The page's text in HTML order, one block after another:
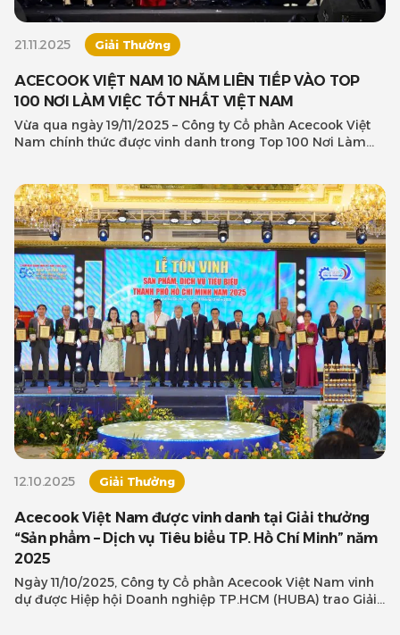
21.11.2025 Giải Thưởng
ACECOOK VIỆT NAM 10 NĂM LIÊN TIẾP VÀO TOP
100 NƠI LÀM VIỆC TỐT NHẤT VIỆT NAM
Vừa qua ngày 19/11/2025 – Công ty Cổ phần Acecook Việt
Nam chính thức được vinh danh trong Top 100 Nơi Làm
12.10.2025 Giải Thưởng
Acecook Việt Nam được vinh danh tại Giải thưởng
“Sản phẩm – Dịch vụ Tiêu biểu TP. Hồ Chí Minh” năm
2025
Ngày 11/10/2025, Công ty Cổ phần Acecook Việt Nam vinh
dự được Hiệp hội Doanh nghiệp TP.HCM (HUBA) trao Giải